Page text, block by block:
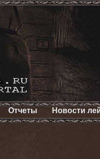
Отчеты Новости